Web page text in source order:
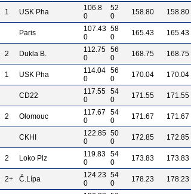
1 USK Pha
106.8
0
52
0
158.80 158.80
Paris
107.43
0
58
0
165.43 165.43
2 Dukla B.
112.75
0
56
0
168.75 168.75
1 USK Pha
114.04
0
56
0
170.04 170.04
CD22
117.55
0
54
0
171.55 171.55
2 Olomouc
117.67
0
54
0
171.67 171.67
CKHI
122.85
0
50
0
172.85 172.85
2 Loko Plz
119.83
0
54
0
173.83 173.83
2+ Č.Lípa
124.23
0
54
0
178.23 178.23